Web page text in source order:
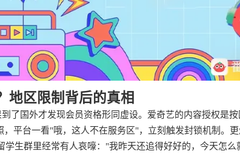
地区限制背后的真相
了国外才发现会员资格形同虚设。爱奇艺的内容授权是按
平台一看"哦，这人不在服务区"，立刻触发封锁机制。
生群里经常有人哀嚎："我昨天还追得好好的，今天怎么